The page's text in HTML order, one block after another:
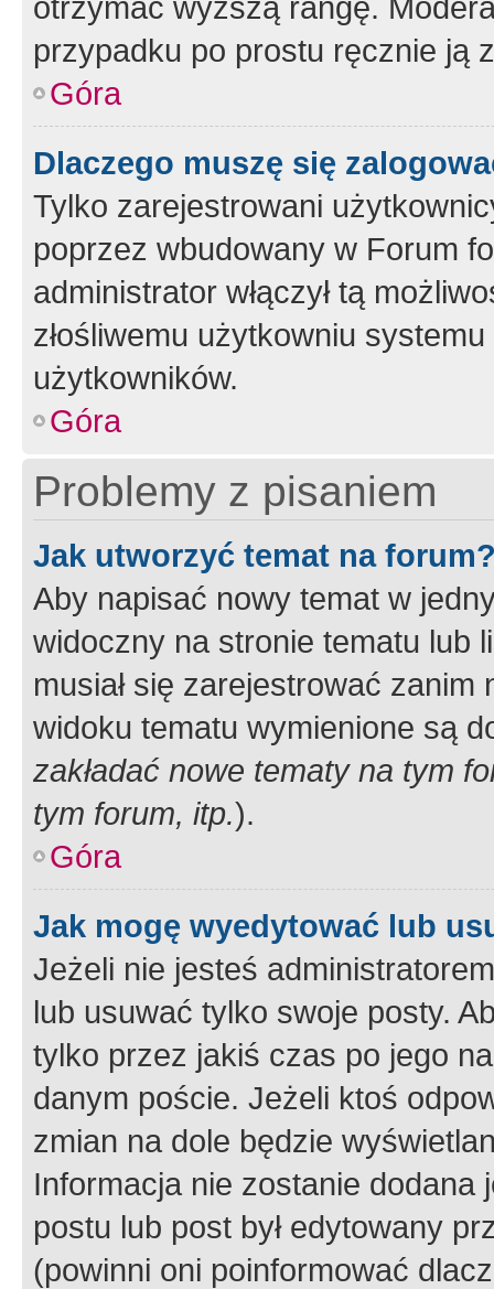
przypadku po prostu ręcznie ją
Góra
Dlaczego muszę się
Tylko zarejestrowani
poprzez wbudowany w Forum
administrator włączył tą
złośliwemu użytkowniu
użytkowników.
Góra
Problemy z pisaniem
Jak utworzyć temat na
Aby napisać nowy temat w
widoczny na stronie tematu lub
musiał się zarejestrować
widoku tematu wymienione są
zakładać nowe tematy na tym
tym forum, itp.).
Góra
Jak mogę wyedytować lub
Jeżeli nie jesteś
lub usuwać tylko swoje posty.
tylko przez jakiś czas po jego
danym poście. Jeżeli ktoś
zmian na dole będzie
Informacja nie zostanie dodana
postu lub post był edytowany
(powinni oni poinformować